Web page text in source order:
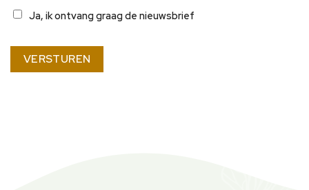
NIEUWSBRIEF
Ja, ik ontvang graag de nieuwsbrief